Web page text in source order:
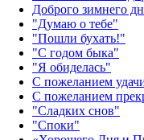
Доброго зимнего
"Думаю о тебе"
"Пошли бухать!"
"С годом быка"
"Я обиделась"
С пожеланием
С пожеланием
"Сладких снов"
"Споки"